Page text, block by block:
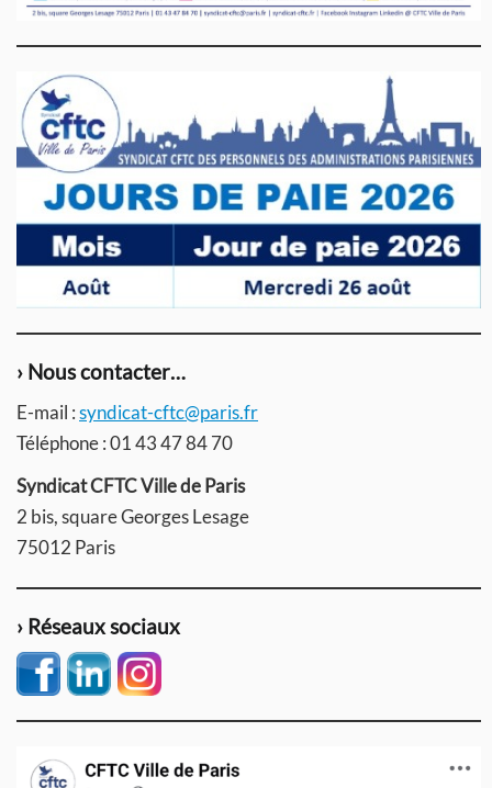
› Nous contacter…
E-mail :syndicat-cftc@paris.fr
Téléphone : 01 43 47 84 70
Syndicat CFTC Ville de Paris
2 bis, square Georges Lesage
75012 Paris
› Réseaux sociaux